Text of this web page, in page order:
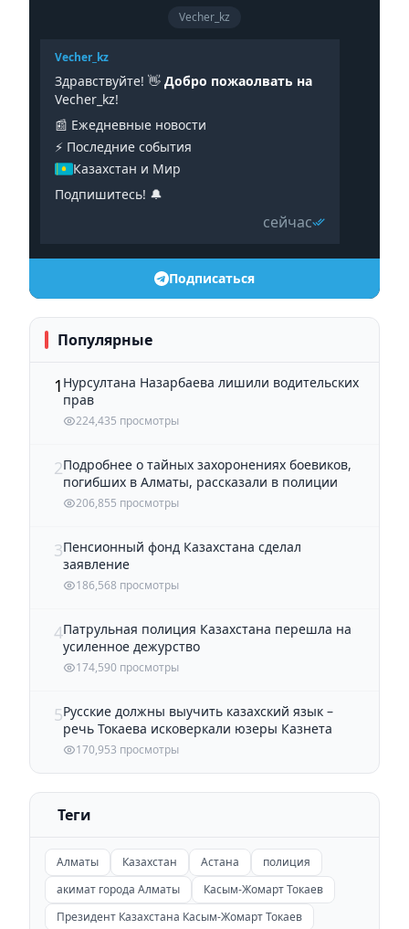
Vecher_kz
Vecher_kz
Здравствуйте! 👋 Добро пожаолвать на
Vecher_kz!
📰 Ежедневные новости
⚡️ Последние события
Казахстан и Мир
Подпишитесь! 🔔
сейчас
Подписаться
Популярные
1 Нурсултана Назарбаева лишили водительских
прав
224,435 просмотры
2Подробнее о тайных захоронениях боевиков,
погибших в Алматы, рассказали в полиции
206,855 просмотры
3Пенсионный фонд Казахстана сделал
заявление
186,568 просмотры
4Патрульная полиция Казахстана перешла на
усиленное дежурство
174,590 просмотры
5Русские должны выучить казахский язык –
речь Токаева исковеркали юзеры Казнета
170,953 просмотры
Теги
Алматы Казахстан Астана
полиция
акимат города Алматы
Касым-Жомарт Токаев
Президент Казахстана Касым-Жомарт Токаев